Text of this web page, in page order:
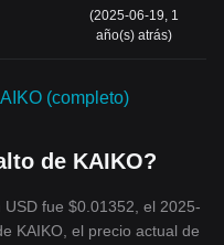
(2025-06-19, 1
año(s) atrás)
(completo)
de KAIKO?
fue $0.01352, el 2025-
KAIKO, el precio actual de